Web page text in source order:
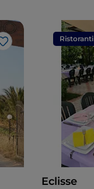
Like
Ristoranti
Eclisse